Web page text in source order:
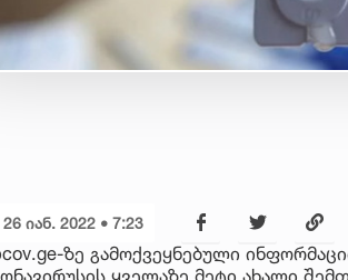
26 იან. 2022 • 7:23
ზე გამოქვეყნებული
ყველაზე მეტი ახალი